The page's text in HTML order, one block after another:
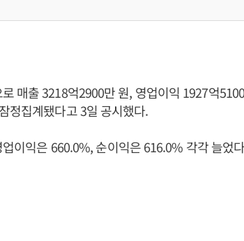
매출 3218억2900만 원, 영업이익 1927억
정집계됐다고 3일 공시했다.
이익은 660.0%, 순이익은 616.0% 각각 늘었